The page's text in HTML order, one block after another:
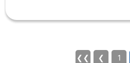
❮❮ ❮ 1